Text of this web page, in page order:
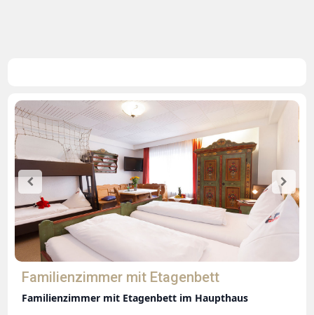
Familienzimmer mit Etagenbett
Familienzimmer mit Etagenbett im Haupthaus